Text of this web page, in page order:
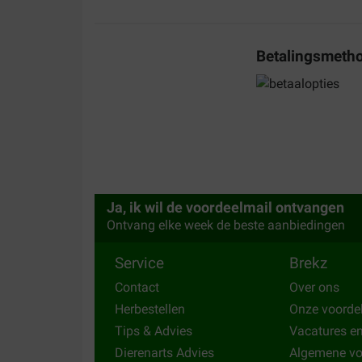
Antwoord:
Beste Ellen, Bedankt voor uw positieve bericht
vriendelijke groet, Vera Team Brekz
Ja, ik wil de voordeelmail ontvangen
Ontvang elke week de beste aanbiedingen
Service
Contact
Herbestellen
Tips & Advies
Dierenarts Advies
Brekz
Over ons
Onze
Vacatures
Algemene